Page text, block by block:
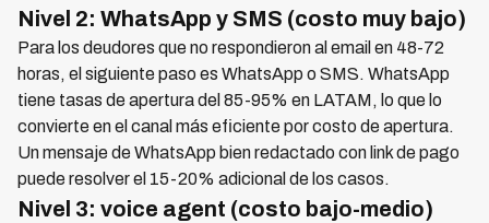
Nivel 2: WhatsApp y SMS (costo muy bajo)
Para los deudores que no respondieron al email en 48-72
horas, el siguiente paso es WhatsApp o SMS. WhatsApp
tiene tasas de apertura del 85-95% en LATAM, lo que lo
convierte en el canal más eficiente por costo de apertura.
Un mensaje de WhatsApp bien redactado con link de pago
puede resolver el 15-20% adicional de los casos.
Nivel 3: voice agent (costo bajo-medio)